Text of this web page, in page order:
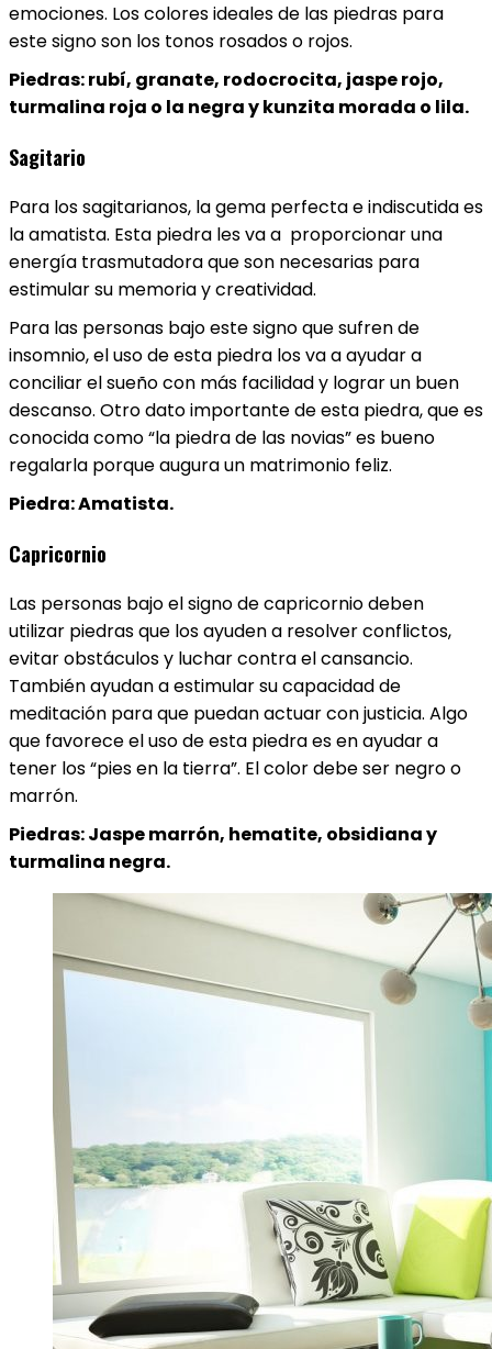
emociones. Los colores ideales de las piedras para
este signo son los tonos rosados o rojos.
Piedras: rubí, granate, rodocrocita, jaspe rojo,
turmalina roja o la negra y kunzita morada o lila.
Sagitario
Para los sagitarianos, la gema perfecta e indiscutida es
la amatista. Esta piedra les va a proporcionar una
energía trasmutadora que son necesarias para
estimular su memoria y creatividad.
Para las personas bajo este signo que sufren de
insomnio, el uso de esta piedra los va a ayudar a
conciliar el sueño con más facilidad y lograr un buen
descanso. Otro dato importante de esta piedra, que es
conocida como “la piedra de las novias” es bueno
regalarla porque augura un matrimonio feliz.
Piedra: Amatista.
Capricornio
Las personas bajo el signo de capricornio deben
utilizar piedras que los ayuden a resolver conflictos,
evitar obstáculos y luchar contra el cansancio.
También ayudan a estimular su capacidad de
meditación para que puedan actuar con justicia. Algo
que favorece el uso de esta piedra es en ayudar a
tener los “pies en la tierra”. El color debe ser negro o
marrón.
Piedras: Jaspe marrón, hematite, obsidiana y
turmalina negra.